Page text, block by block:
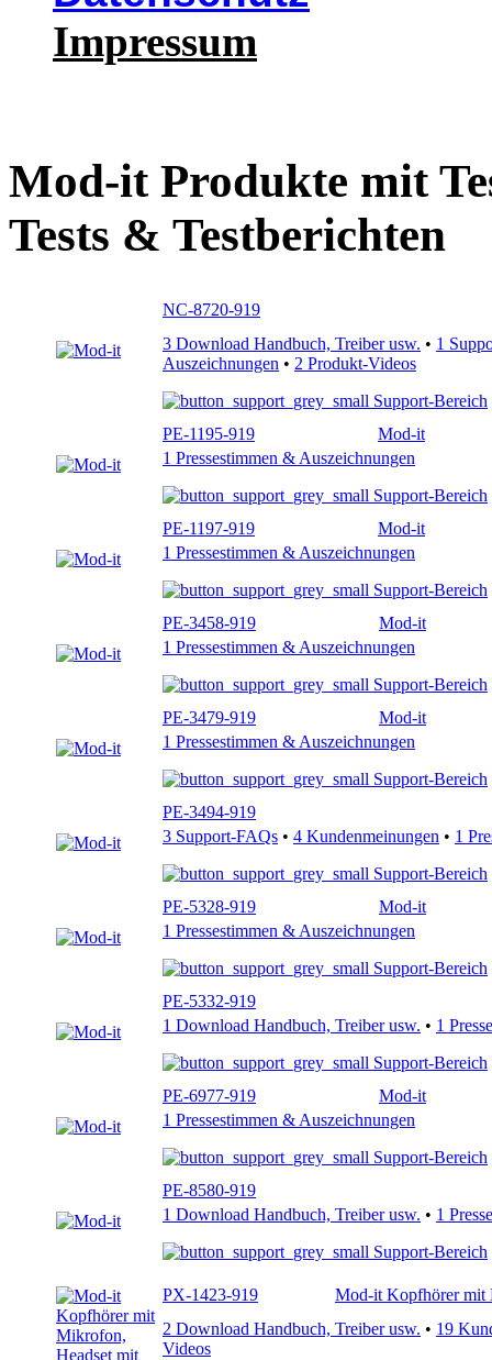
Impressum
Mod-it Produkte mit
Tests & Testberichten
NC-8720-919
3 Download Handbuch, Treiber usw. • 1
Auszeichnungen • 2 Produkt-Videos
Support-Bereich
PE-1195-919
Mod-it
1 Pressestimmen & Auszeichnungen
Support-Bereich
PE-1197-919
Mod-it
1 Pressestimmen & Auszeichnungen
Support-Bereich
PE-3458-919
Mod-it
1 Pressestimmen & Auszeichnungen
Support-Bereich
PE-3479-919
Mod-it
1 Pressestimmen & Auszeichnungen
Support-Bereich
PE-3494-919
3 Support-FAQs • 4 Kundenmeinungen • 1
Support-Bereich
PE-5328-919
Mod-it
1 Pressestimmen & Auszeichnungen
Support-Bereich
PE-5332-919
1 Download Handbuch, Treiber usw. • 1
Support-Bereich
PE-6977-919
Mod-it
1 Pressestimmen & Auszeichnungen
Support-Bereich
PE-8580-919
1 Download Handbuch, Treiber usw. • 1
Support-Bereich
PX-1423-919
Mod-it Kopfhörer mit
2 Download Handbuch, Treiber usw. • 19
Videos